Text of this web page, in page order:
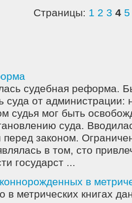
Страницы: 1 2 3 4 5
судебная реформа.
суда от администрации:
судья мог быть
суда.
перед законом.
в том, сто
государст ...
в
в метрических книгах